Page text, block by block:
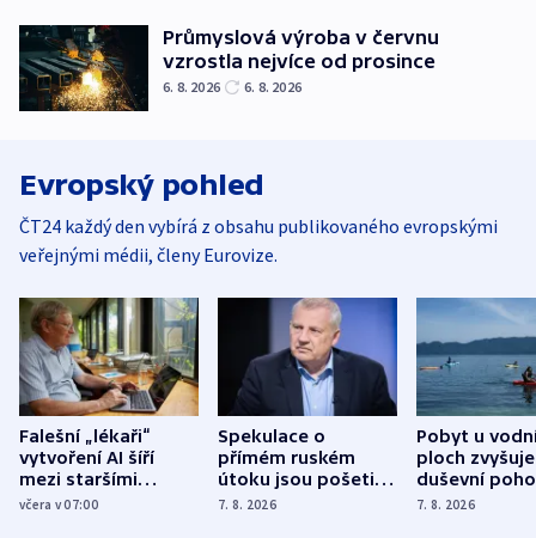
Průmyslová výroba v červnu
vzrostla nejvíce od prosince
6. 8. 2026 6. 8. 2026
Evropský pohled
ČT24 každý den vybírá z obsahu publikovaného evropskými
veřejnými médii, členy Eurovize.
Falešní „lékaři“
vytvoření AI šíří
mezi staršími
Poláky nebezpečné
včera v 07:00
Spekulace o
přímém ruském
útoku jsou pošetilé,
míní estonský
7. 8. 2026
Pobyt u
ploch zvyšuje
duševní
ukázala
7. 8. 2026